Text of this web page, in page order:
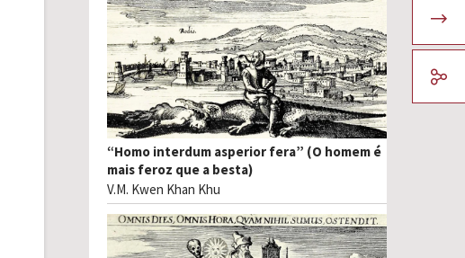
“Homo interdum asperior fera” (O homem é
mais feroz que a besta)
V.M. Kwen Khan Khu